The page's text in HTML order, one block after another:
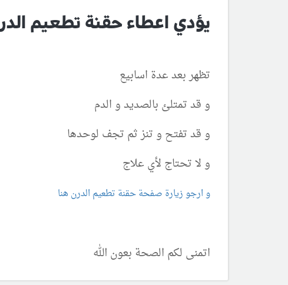
يؤدي اعطاء حقنة تطعيم
تظهر بعد عدة اسابيع
و قد تمتلئ بالصديد و الدم
و قد تفتح و تنز ثم تجف لوحدها
و لا تحتاج لأي علاج
و ارجو زيارة صفحة حقنة تطعيم الدرن هنا
اتمنى لكم الصحة بعون الله